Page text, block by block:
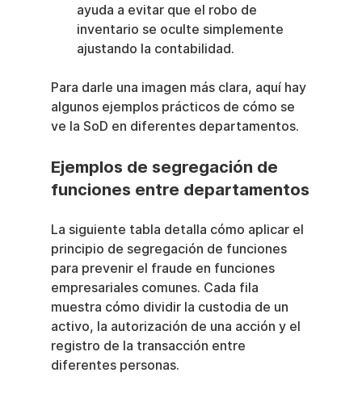
ayuda a evitar que el robo de
inventario se oculte simplemente
ajustando la contabilidad.
Para darle una imagen más clara, aquí hay
algunos ejemplos prácticos de cómo se
ve la SoD en diferentes departamentos.
Ejemplos de segregación de
funciones entre departamentos
La siguiente tabla detalla cómo aplicar el
principio de segregación de funciones
para prevenir el fraude en funciones
empresariales comunes. Cada fila
muestra cómo dividir la custodia de un
activo, la autorización de una acción y el
registro de la transacción entre
diferentes personas.